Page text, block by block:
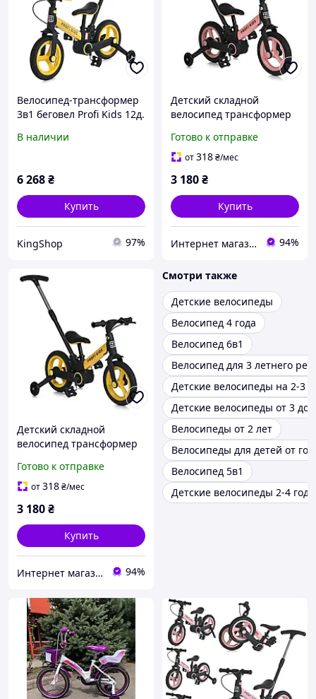
Велосипед-трансформер
3в1 беговел Profi Kids 12д.
ручкой
В наличии
6 268₴
Купить
KingShop 97%
Детский складной
велосипед трансформер
1021-3 родительская
ручка, для девочки,
Готово к отправке
от318₴/мес
3 180₴
Купить
Интернет магазин детских товаров Sophie-shop 94%
Детский складной
велосипед трансформер
1021-7 родительская
ручка, желтый
Готово к отправке
от318₴/мес
3 180₴
Купить
Интернет магазин детских товаров Sophie-shop 94%
Смотри также
Детские велосипеды
Велосипед 4 года
Велосипед 6в1
Велосипед для 3 летнего
Детские велосипеды на 2-3
Детские велосипеды от 3 до
Велосипеды от 2 лет
Велосипеды для детей от
Велосипед 5в1
Детские велосипеды 2-4 года